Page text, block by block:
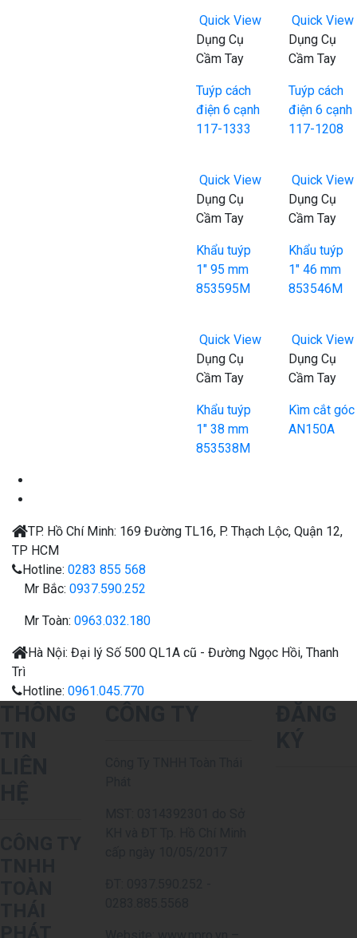
Quick View
Dụng Cụ
Cầm Tay
Tuýp cách
điện 6 cạnh
117-1333
Quick View
Dụng Cụ
Cầm Tay
Tuýp cách
điện 6 cạnh
117-1208
Quick View
Dụng Cụ
Cầm Tay
Khẩu tuýp
1″ 95 mm
853595M
Quick View
Dụng Cụ
Cầm Tay
Khẩu tuýp
1″ 46 mm
853546M
Quick View
Dụng Cụ
Cầm Tay
Khẩu tuýp
1″ 38 mm
853538M
Quick View
Dụng Cụ
Cầm Tay
Kìm cắt góc
AN150A
TP. Hồ Chí Minh: 169 Đường TL16, P. Thạch Lộc, Quận 12,
TP HCM
Hotline: 0283 855 568
Mr Bắc: 0937.590.252
Mr Toàn: 0963.032.180
Hà Nội: Đại lý Số 500 QL1A cũ - Đường Ngọc Hồi, Thanh
Trì
Hotline: 0961.045.770